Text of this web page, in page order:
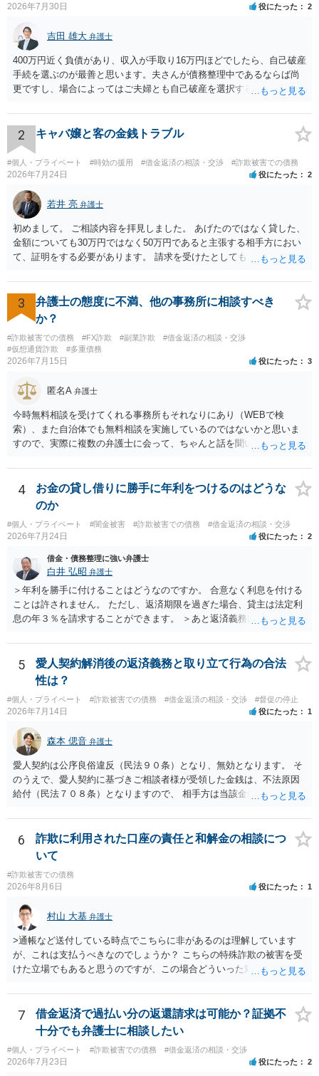
2026年7月30日 役にたった 2
吉田 雄大 弁護士
400万円近く負債があり、収入が手取り16万円ほどでしたら、自己破産
手続を選ぶのが最善と思います。夫さんが債務整理中であるならば尚
更ですし、場合によってはご夫婦とも自己破産を選択する方法もある
2 キャバ嬢と客の金銭トラブル
#個人・プライベート #時効の援用 #借金返済の相談・交渉 #詐欺被害での債務
2026年7月24日 役にたった 2
若井 亮 弁護士
初めまして。 ご相談内容を拝見しました。 あげたのではなく貸した、
金額についても30万円ではなく50万円であると主張する相手方におい
て、証明をする必要があります。 請求を受けたとしても、もらったも
れることになるでしょう。 請求があるまでは、こちらからアクション
を起こす必要はないかと思います。
3
弁護士の態度に不満、他の事務所に相談すべき
か？
#詐欺被害での債務 #FX詐欺 #副業詐欺
#借金返済の相談・交渉
#仮想通貨詐欺
#多重債務
2026年7月15日 役にたった 3
匿名A 弁護士
今時無料相談を受けてくれる事務所もそれなりにあり（WEBで検
索）、また自治体でも無料相談を実施しているのではないかと思いま
すので、実際に複数の弁護士に会って、ちゃんと話を聞いてくれる
はそもそも事案を把握できていないようですので、御相談の案件につ
いては弁護士として能力不足なのかもしれません。相手にしない方が
良いと思います。ただ、仮想通貨詐欺の被害回復は現実的には難しい
かもしれません。
4
お金の貸し借りに勝手に年利をつけるのはどうな
のか
#個人・プライベート #闇金被害 #詐欺被害での債務 #借金返済の相談・交渉
2026年7月24日 役にたった 2
借金・債務整理に強い弁護士
白井 弘昭 弁護士
＞年利を勝手に付けることはどうなのですか。 合意なく利息を付ける
ことは許されません。 ただし、返済期限を過ぎた場合、貸主は法定利
息の年３％を請求することができます。 ＞あと返済義務はありますか
りたお金は返さなければいけませんし、勝手につけた利息は返済不要
です。 以上、ご参考まで。
5
愛人契約解消後の返済義務と取り立て行為の合法
性は？
#個人・プライベート #詐欺被害での債務 #借金返済の相談・交渉 #督促の停止
2026年7月14日 役にたった 1
森本 偲音 弁護士
愛人契約は公序良俗違反（民法９０条）となり、無効となります。 そ
のうえで、愛人契約に基づきご相談者様が受領した金銭は、不法原因
給付（民法７０８条）となりますので、 相手方は当該金銭の返還請求
6
詐欺に利用された口座の責任と和解金の相談につ
いて
#詐欺被害での債務
2026年8月6日 役にたった 1
村山 大基 弁護士
>通帳など送付している時点でこちらに非があるのは理解しています
が、これは支払うべきなのでしょうか？ こちらの特殊詐欺の被害を受
けた立場でもあると思うのですが、この場合どういった対処が必要で
がいいとは思います。 そもそも、特殊詐欺関係なく旦那さんの行為
は法に触れる可能性もあります。 ＞100万を支払わず穏便に和解する
ことは可能でしょうか？ →一般的には難しいです。相談者さんも１０
０万円の被害を受けたとして、１円も払わないで和解したいと言われ
たら、 できるだけ重い刑罰を与えて欲しい、と思われるのではない
でしょうか。 ＞弁護士さんに入ってもらうことで支払額が下がること
7
借金返済で過払い分の返還請求は可能か？証拠不
十分でも弁護士に相談したい
#個人・プライベート #詐欺被害での債務 #借金返済の相談・交渉
2026年7月23日 役にたった 2